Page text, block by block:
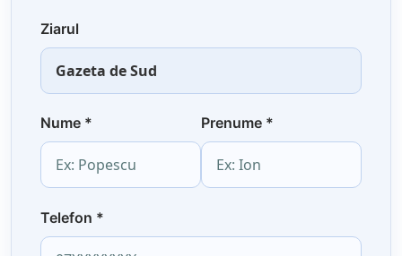
Ziarul
Nume * Prenume *
Telefon *